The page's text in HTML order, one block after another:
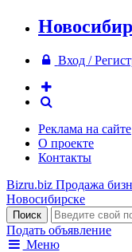
Вход /
Реклама на сайте
О проекте
Контакты
Bizru.biz Продажа
Новосибирске
Подать объявление
Меню